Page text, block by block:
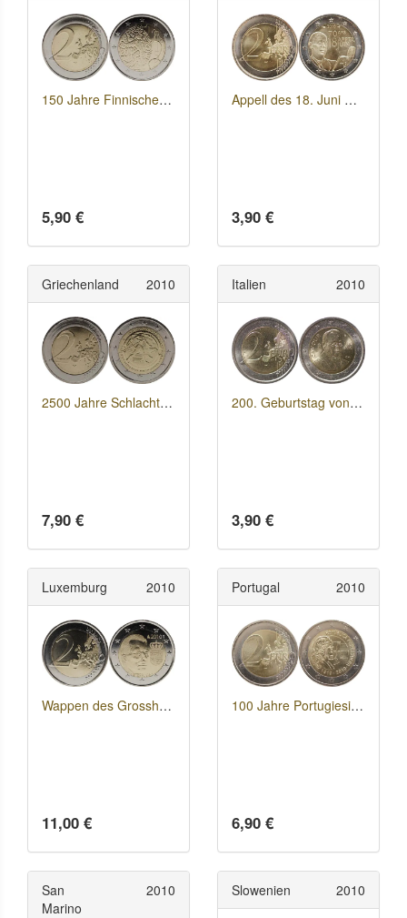
150 Jahre Finnische Währung
5,90 €
Appell des 18. Juni 1940
3,90 €
Griechenland 2010
2500 Jahre Schlacht von Marathon
7,90 €
Italien 2010
200. Geburtstag von Camillo Benso di Cavour
3,90 €
Luxemburg 2010
Wappen des Grossherzogs Henri
11,00 €
Portugal 2010
100 Jahre Portugiesische Republik
6,90 €
San
Marino
2010 Slowenien 2010